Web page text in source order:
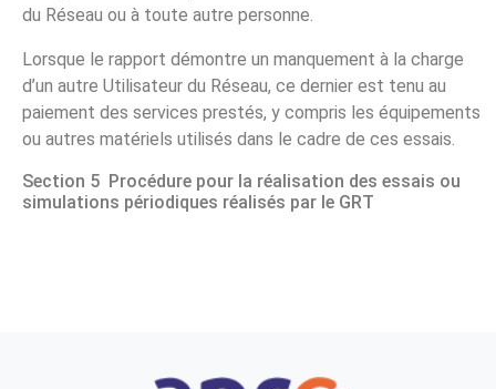
du Réseau ou à toute autre personne.
Lorsque le rapport démontre un manquement à la charge
d’un autre Utilisateur du Réseau, ce dernier est tenu au
paiement des services prestés, y compris les équipements
ou autres matériels utilisés dans le cadre de ces essais.
Section 5 Procédure pour la réalisation des essais ou
simulations périodiques réalisés par le GRT